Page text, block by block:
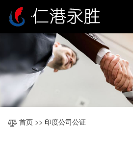
首页 >> 印度公司公证